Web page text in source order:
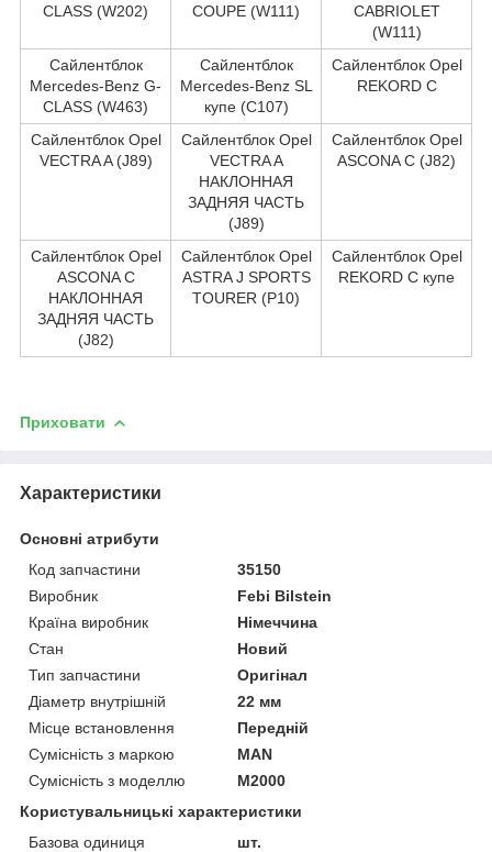
CLASS (W202)
COUPE (W111)
CABRIOLET
(W111)
Сайлентблок
Mercedes-Benz G-
CLASS (W463)
Сайлентблок
Mercedes-Benz SL
купе (C107)
Сайлентблок Opel
REKORD C
Сайлентблок Opel
VECTRA A (J89)
Сайлентблок Opel
VECTRA A
НАКЛОННАЯ
ЗАДНЯЯ ЧАСТЬ
(J89)
Сайлентблок Opel
ASCONA C (J82)
Сайлентблок Opel
ASCONA C
НАКЛОННАЯ
ЗАДНЯЯ ЧАСТЬ
(J82)
Сайлентблок Opel
ASTRA J SPORTS
TOURER (P10)
Сайлентблок Opel
REKORD C купе
Приховати
Характеристики
Основні атрибути
Код запчастини
35150
Виробник
Febi Bilstein
Країна виробник
Німеччина
Стан
Новий
Тип запчастини
Оригінал
Діаметр внутрішній
22 мм
Місце встановлення
Передній
Сумісність з маркою
MAN
Сумісність з моделлю
M2000
Користувальницькі характеристики
Базова одиниця
шт.